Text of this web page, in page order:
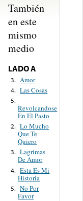
También
en este
mismo
medio
LADO A
3. Amor
4. Las Cosas
5.
Revolcandose
En El Pasto
2. Lo Mucho
Que Te
Quiero
3. Lagrimas
De Amor
4. Esta Es Mi
Historia
5. No Por
Favor